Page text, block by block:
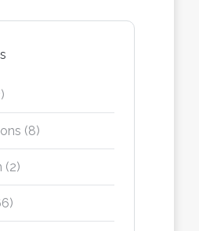
(8)
(2)